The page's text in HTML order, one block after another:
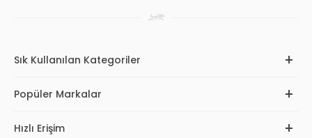
Sık Kullanılan Kategoriler
Popüler Markalar
Hızlı Erişim